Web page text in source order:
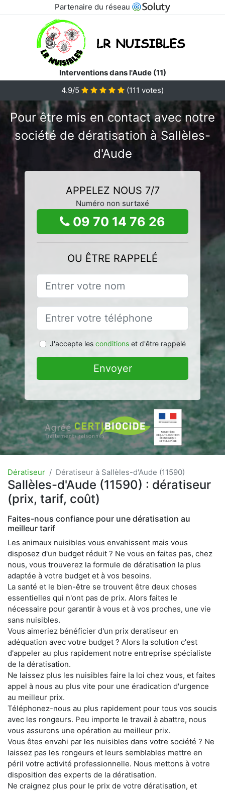
Partenaire du réseau
Interventions dans l'Aude (11)
4.9/5
(111 votes)
Pour être mis en contact avec notre
société de dératisation à Sallèles-
d'Aude
APPELEZ NOUS 7/7
Numéro non surtaxé
09 70 14 76 26
OU ÊTRE RAPPELÉ
J'accepte les conditionset d'être rappelé
Envoyer
Dératiseur Dératiseur à Sallèles-d'Aude (11590)
Sallèles-d'Aude (11590) : dératiseur
(prix, tarif, coût)
Faites-nous confiance pour une dératisation au
meilleur tarif
Les animaux nuisibles vous envahissent mais vous
disposez d'un budget réduit ? Ne vous en faites pas, chez
nous, vous trouverez la formule de dératisation la plus
adaptée à votre budget et à vos besoins.
La santé et le bien-être se trouvent être deux choses
essentielles qui n'ont pas de prix. Alors faites le
nécessaire pour garantir à vous et à vos proches, une vie
sans nuisibles.
Vous aimeriez bénéficier d'un prix deratiseur en
adéquation avec votre budget ? Alors la solution c'est
d'appeler au plus rapidement notre entreprise spécialiste
de la dératisation.
Ne laissez plus les nuisibles faire la loi chez vous, et faites
appel à nous au plus vite pour une éradication d'urgence
au meilleur prix.
Téléphonez-nous au plus rapidement pour tous vos soucis
avec les rongeurs. Peu importe le travail à abattre, nous
vous assurons une opération au meilleur prix.
Vous êtes envahi par les nuisibles dans votre société ? Ne
laissez pas les rongeurs et leurs semblables mettre en
péril votre activité professionnelle. Nous mettons à votre
disposition des experts de la dératisation.
Ne craignez plus pour le prix de votre dératisation, et